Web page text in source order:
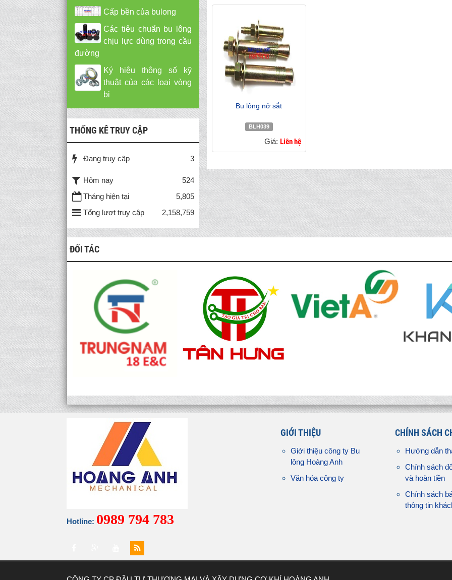
Bu lông nở sắt
BLH039
Giá: Liên hệ
Cấp bền của bulong
Các tiêu chuẩn bu lông
chịu lực dùng trong cầu
đường
Ký hiệu thông số kỹ
thuật của các loại vòng
bi
THỐNG KÊ TRUY CẬP
Đang truy cập 3
Hôm nay
524
Tháng hiện tại
5,805
Tổng lượt truy cập
2,158,759
ĐỐI TÁC
Hotline: 0989 794 783
GIỚI THIỆU
Giới thiệu công ty Bu
lông Hoàng Anh
Văn hóa công ty
CHÍNH SÁCH
Hướng dẫn
Chính sách
và hoàn tiền
Chính sách
thông tin